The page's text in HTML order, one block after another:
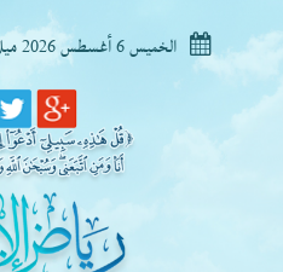
الخميس 6 أغسطس 2026 ميلادى - 21 صفر 1448 هجرى